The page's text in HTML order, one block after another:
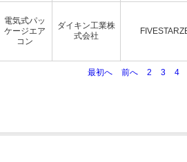
電気式パッ
ケージエア
コン
ダイキン工業株
式会社
最初へ 前へ 2 3 4